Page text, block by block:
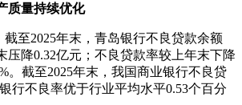
质量持续优化
截至2025年末，青岛银行不良贷款余额
压降0.32亿元；不良贷款率较上年末下降
。截至2025年末，我国商业银行不良贷
行不良率优于行业平均水平0.53个百分